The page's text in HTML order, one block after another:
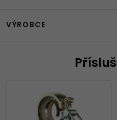
VÝROBCE